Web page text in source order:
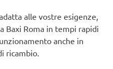
alle vostre esigenze,
Baxi Roma in tempi rapidi
anche in
ricambio.